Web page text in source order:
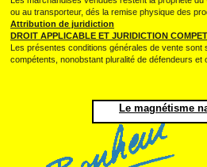
ou au transporteur, dés la remise physique des
Attribution de juridiction
DROIT APPLICABLE ET JURIDICTION
Les présentes conditions générales de vente
compétents, nonobstant pluralité de défendeurs
Le magnétisme